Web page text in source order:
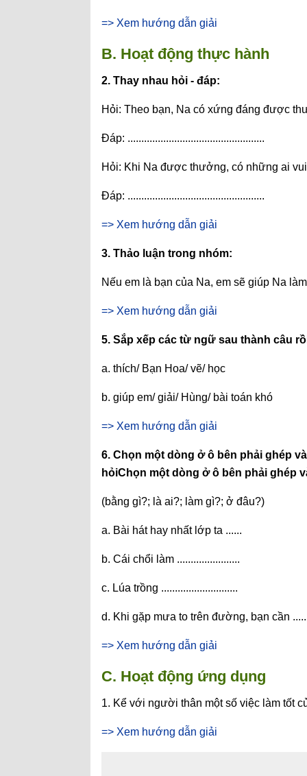
=> Xem hướng dẫn giải
B. Hoạt động thực hành
2. Thay nhau hỏi - đáp:
Hỏi: Theo bạn, Na có xứng đáng được
Đáp: ..................................................
Hỏi: Khi Na được thưởng, có những ai
Đáp: ..................................................
=> Xem hướng dẫn giải
3. Thảo luận trong nhóm:
Nếu em là bạn của Na, em sẽ giúp Na
=> Xem hướng dẫn giải
5. Sắp xếp các từ ngữ sau thành câu
a. thích/ Bạn Hoa/ vẽ/ học
b. giúp em/ giải/ Hùng/ bài toán khó
=> Xem hướng dẫn giải
6. Chọn một dòng ở ô bên phải ghép
hỏiChọn một dòng ở ô bên phải ghép
(bằng gì?; là ai?; làm gì?; ở đâu?)
a. Bài hát hay nhất lớp ta ......
b. Cái chổi làm .......................
c. Lúa trồng ............................
d. Khi gặp mưa to trên đường, bạn cần
=> Xem hướng dẫn giải
C. Hoạt động ứng dụng
1. Kể với người thân một số việc làm tốt
=> Xem hướng dẫn giải